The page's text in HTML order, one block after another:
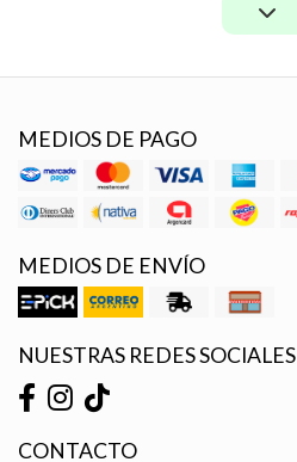
MEDIOS DE PAGO
MEDIOS DE ENVÍO
NUESTRAS REDES SOCIALES
CONTACTO